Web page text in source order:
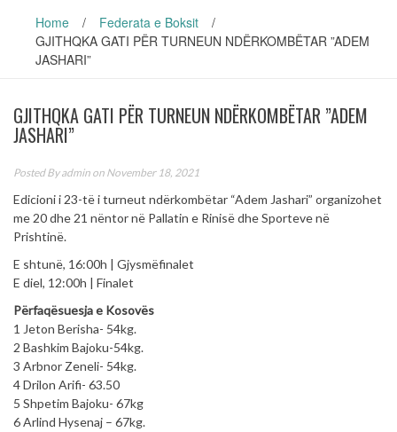
Home / Federata e Boksit
/
GJITHQKA GATI PËR TURNEUN NDËRKOMBËTAR ”ADEM
JASHARI”
GJITHQKA GATI PËR TURNEUN NDËRKOMBËTAR ”ADEM
JASHARI”
Posted Byadmin on November 18, 2021
Edicioni i 23-të i turneut ndërkombëtar “Adem Jashari” organizohet
me 20 dhe 21 nëntor në Pallatin e Rinisë dhe Sporteve në
Prishtinë.
E shtunë, 16:00h | Gjysmëfinalet
E diel, 12:00h | Finalet
Përfaqësuesja e Kosovës
1 Jeton Berisha- 54kg.
2 Bashkim Bajoku-54kg.
3 Arbnor Zeneli- 54kg.
4 Drilon Arifi- 63.50
5 Shpetim Bajoku- 67kg
6 Arlind Hysenaj – 67kg.